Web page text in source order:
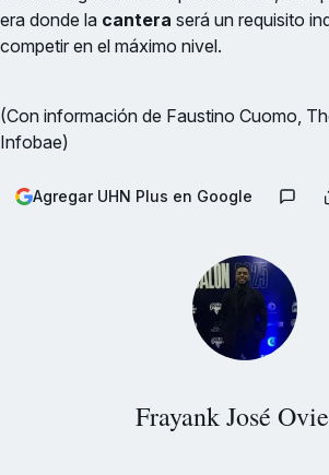
era donde la cantera será un requisito
competir en el máximo nivel.
(Con información de Faustino Cuomo,
Infobae)
Agregar UHN Plus en Google
Frayank José